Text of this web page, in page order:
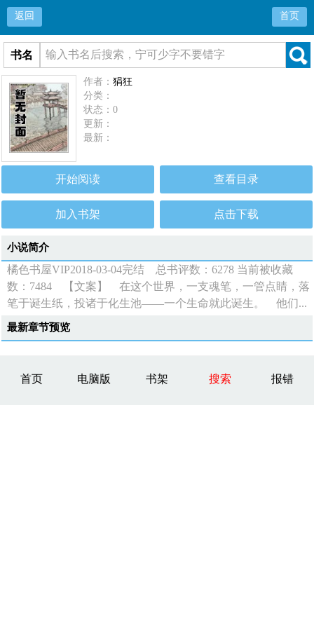
返回 首页
书名
作者：狷狂
分类：
状态：0
更新：
最新：
开始阅读 查看目录
加入书架 点击下载
小说简介
橘色书屋VIP2018-03-04完结 总书评数：6278 当前被收藏
数：7484 【文案】 在这个世界，一支魂笔，一管点睛，落
笔于诞生纸，投诸于化生池——一个生命就此诞生。 他们...
最新章节预览
首页 电脑版 书架 搜索 报错